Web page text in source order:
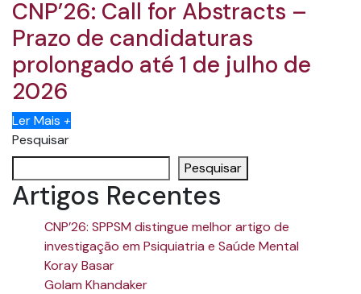
CNP’26: Call for Abstracts –
Prazo de candidaturas
prolongado até 1 de julho de
2026
Ler Mais +
Pesquisar
Pesquisar
Artigos Recentes
CNP’26: SPPSM distingue melhor artigo de
investigação em Psiquiatria e Saúde Mental
Koray Basar
Golam Khandaker